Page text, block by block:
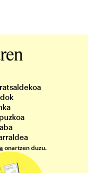
onartzen duzu.